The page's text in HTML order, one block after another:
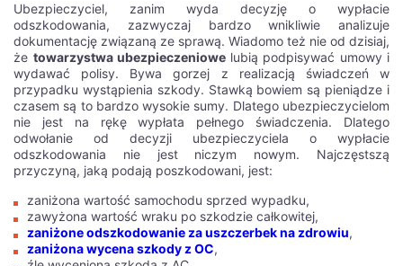
Ubezpieczyciel, zanim wyda decyzję o wypłacie
odszkodowania, zazwyczaj bardzo wnikliwie analizuje
dokumentację związaną ze sprawą. Wiadomo też nie od dzisiaj,
że towarzystwa ubezpieczeniowe lubią podpisywać umowy i
wydawać polisy. Bywa gorzej z realizacją świadczeń w
przypadku wystąpienia szkody. Stawką bowiem są pieniądze i
czasem są to bardzo wysokie sumy. Dlatego ubezpieczycielom
nie jest na rękę wypłata pełnego świadczenia. Dlatego
odwołanie od decyzji ubezpieczyciela o wypłacie
odszkodowania nie jest niczym nowym. Najczęstszą
przyczyną, jaką podają poszkodowani, jest:
zaniżona wartość samochodu sprzed wypadku,
zawyżona wartość wraku po szkodzie całkowitej,
zaniżone odszkodowanie za uszczerbek na zdrowiu,
zaniżona wycena szkody z OC,